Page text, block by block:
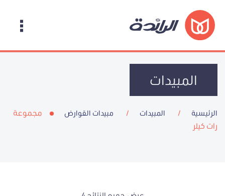
المبيدات
الرئيسية المبيدات مبيدات القوارض
مجموعة
رات كيلر